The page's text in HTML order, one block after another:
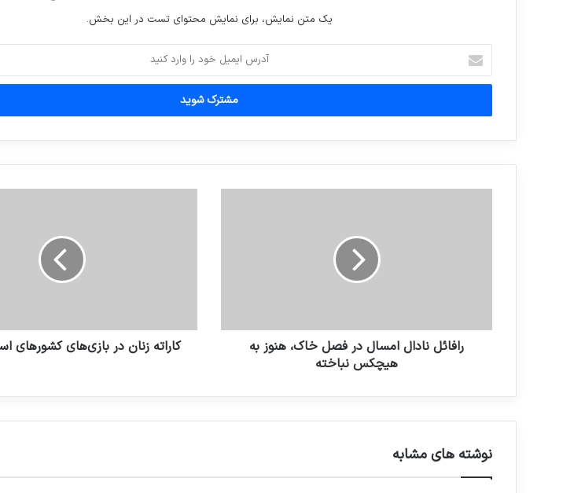
مدارس زابل فردا تعطیل
کارنامه یک‌سال فشار
برای کاهش صرفه جویی در
پس بدهد
توئیتر هک شد
یک متن نمایش، برای نمایش محتوای تست در این بخش.
آدرس
ایمیل
خود
وارد
رافائل نادال امسال در فصل خاک، هنوز به
هیچکس نباخته
کاراته زنان در بازی‌های کشورهای
نوشته های مشابه